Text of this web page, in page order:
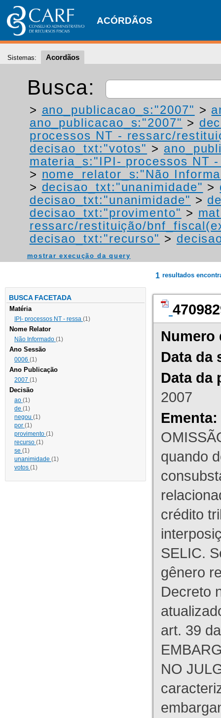
ACÓRDÃOS
Sistemas: Acordãos
Busca:
> ano_publicacao_s:"2007" >
ano_publicacao_s:"2007" >
processos NT - ressarc/
decisao_txt:"votos" >
materia_s:"IPI- processos NT
> nome_relator_s:"Não
> decisao_txt:"unanimidade" >
decisao_txt:"unanimidade" >
decisao_txt:"provimento" >
ressarc/restituição/
decisao_txt:"recurso" >
mostrar execução da query
BUSCA FACETADA
Matéria
IPI- processos NT - ressa (1)
Nome Relator
Não Informado (1)
Ano Sessão
0006 (1)
Ano Publicação
2007 (1)
Decisão
ao (1)
de (1)
negou (1)
por (1)
provimento (1)
recurso (1)
se (1)
unanimidade (1)
votos (1)
1 resultados
Numero
Data da
Data da
2007
Ementa:
quando
crédito
SELIC.
gênero
Decreto
art. 39
NO